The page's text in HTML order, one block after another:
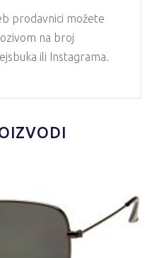
prodavnici možete
na broj
ili Instagrama.